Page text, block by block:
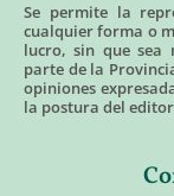
Se permite la
cualquier forma o
lucro, sin que sea
parte de la
opiniones
la postura del